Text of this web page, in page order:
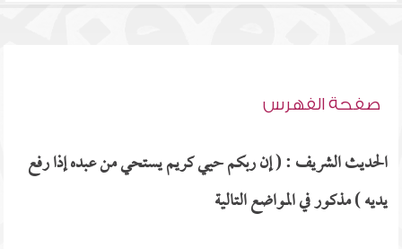
صفحة الفهرس
الحديث الشريف : ( إن ربكم حيي كريم يستحي من عبده إذا رفع
يديه ) مذكور في المواضع التالية